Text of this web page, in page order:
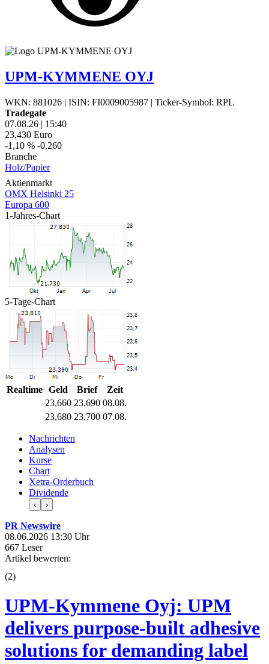
UPM-KYMMENE OYJ
WKN: 881026 | ISIN: FI0009005987 | Ticker-Symbol: RPL
Tradegate
07.08.26 | 15:40
23,430 Euro
-1,10 % -0,260
Branche
Holz/Papier
Aktienmarkt
OMX Helsinki 25
Europa 600
1-Jahres-Chart
5-Tage-Chart
Realtime Geld Brief
Zeit
23,660 23,690 08.08.
23,680 23,700 07.08.
Nachrichten
Analysen
Kurse
Chart
Xetra-Orderbuch
Dividende
‹ ›
PR Newswire
08.06.2026 13:30 Uhr
667 Leser
Artikel bewerten:
(2)
UPM-Kymmene Oyj: UPM
delivers purpose-built adhesive
solutions for demanding label